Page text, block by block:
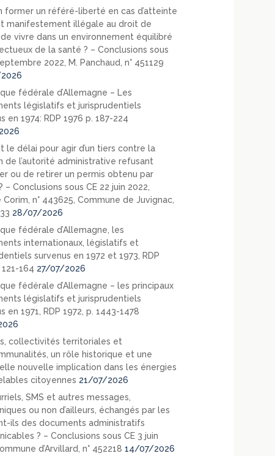
former un référé-liberté en cas d’atteinte
manifestement illégale au droit de
vivre dans un environnement équilibré
de la santé ? – Conclusions sous
2022, M. Panchaud, n° 451129
fédérale d’Allemagne – Les
législatifs et jurisprudentiels
en 1974: RDP 1976 p. 187-224
le délai pour agir d’un tiers contre la
de l’autorité administrative refusant
ou de retirer un permis obtenu par
– Conclusions sous CE 22 juin 2022,
n° 443625, Commune de Juvignac,
28/07/2026
fédérale d’Allemagne, les
internationaux, législatifs et
survenus en 1972 et 1973, RDP
121-164 27/07/2026
fédérale d’Allemagne – les principaux
législatifs et jurisprudentiels
en 1971, RDP 1972, p. 1443-1478
collectivités territoriales et
un rôle historique et une
nouvelle implication dans les énergies
citoyennes 21/07/2026
SMS et autres messages,
ou non d’ailleurs, échangés par les
ils des documents administratifs
? – Conclusions sous CE 3 juin
d’Arvillard, n° 452218 14/07/2026